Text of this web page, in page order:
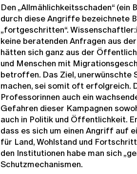
Den „Allmählichkeitsschaden“ (ein
durch diese Angriffe bezeichnete
„fortgeschritten“.
keine beratenden Anfragen aus
hätten sich ganz aus der
und Menschen mit
betroffen. Das Ziel, unerwünschte
machen, sei somit oft erfolgreich.
Professorinnen auch ein
Gefahren dieser Kampagnen
auch in Politik und Öffentlichkeit.
dass es sich um einen Angriff auf
für Land, Wohlstand und
den Institutionen habe man sich
Schutzmechanismen.